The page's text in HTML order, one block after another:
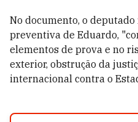
No documento, o
preventiva de Eduardo,
elementos de prova e no
exterior, obstrução da
internacional contra o